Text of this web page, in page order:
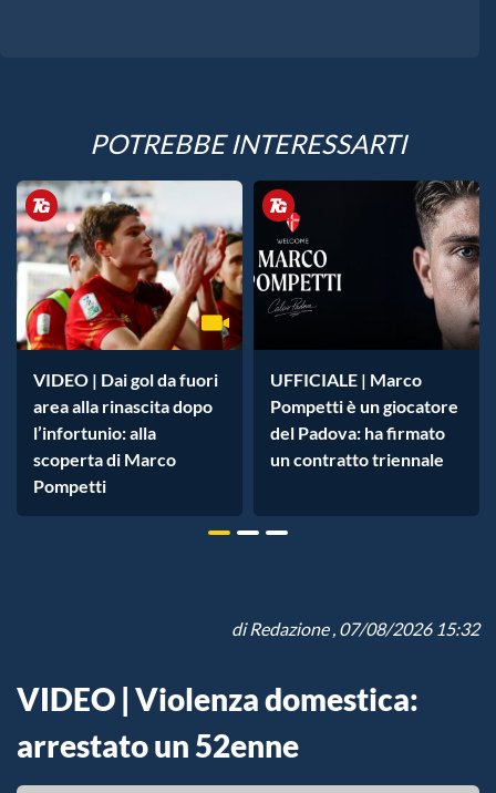
POTREBBE INTERESSARTI
VIDEO | Dai gol da fuori
area alla rinascita dopo
l’infortunio: alla
scoperta di Marco
Pompetti
UFFICIALE | Marco
Pompetti è un giocatore
del Padova: ha firmato
un contratto triennale
diRedazione, 07/08/2026 15:32
VIDEO | Violenza domestica:
arrestato un 52enne